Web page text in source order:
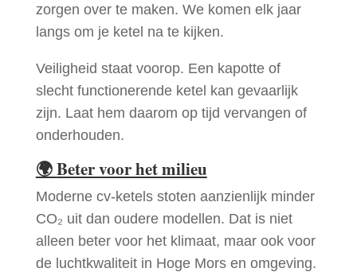
zorgen over te maken. We komen elk jaar
langs om je ketel na te kijken.
Veiligheid staat voorop. Een kapotte of
slecht functionerende ketel kan gevaarlijk
zijn. Laat hem daarom op tijd vervangen of
onderhouden.
🌍Beter voor het milieu
Moderne cv-ketels stoten aanzienlijk minder
CO₂ uit dan oudere modellen. Dat is niet
alleen beter voor het klimaat, maar ook voor
de luchtkwaliteit in Hoge Mors en omgeving.